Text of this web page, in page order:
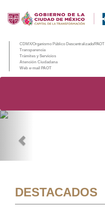
CDMX/Organismo Público Descentralizado/PAOT
Transparencia
Trámites y Servicios
Atención Ciudadana
Web e-mail PAOT
DESTACADOS